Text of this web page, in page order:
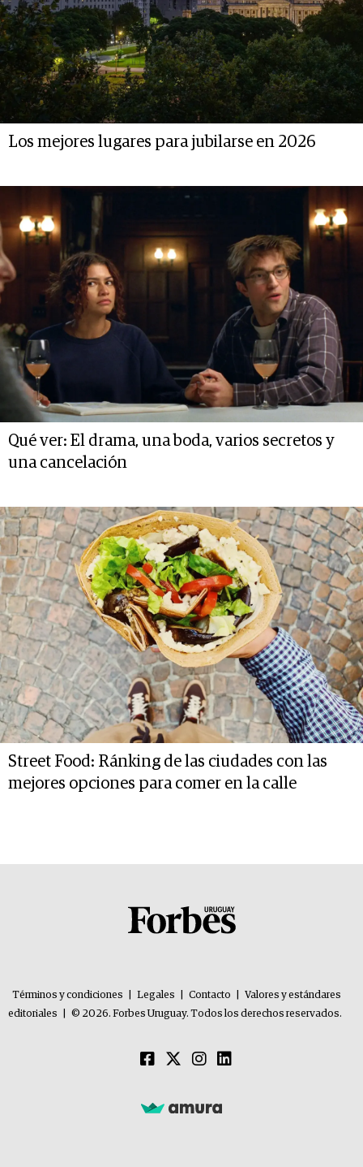
Los mejores lugares para jubilarse en 2026
Qué ver: El drama, una boda, varios secretos y
una cancelación
Street Food: Ránking de las ciudades con las
mejores opciones para comer en la calle
Términos y condiciones Legales Contacto
Valores y estándares
editoriales
© 2026. Forbes Uruguay. Todos los derechos reservados.